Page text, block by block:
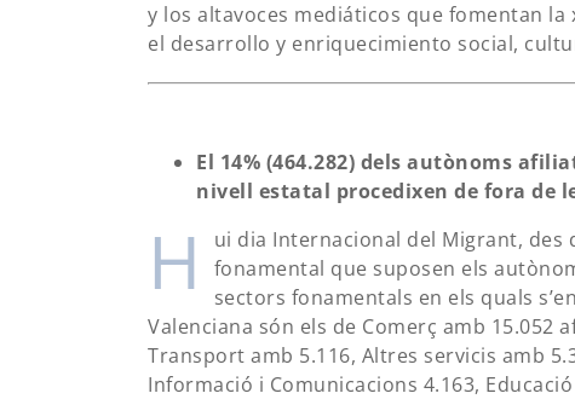
y los altavoces mediáticos que fomentan
el desarrollo y enriquecimiento social,
El 14% (464.282) dels autònoms
nivell estatal procedixen de fora de
H
ui dia Internacional del Migrant, des
fonamental que suposen els
sectors fonamentals en els quals
Valenciana són els de Comerç amb 15.052
Transport amb 5.116, Altres servicis amb
Informació i Comunicacions 4.163,